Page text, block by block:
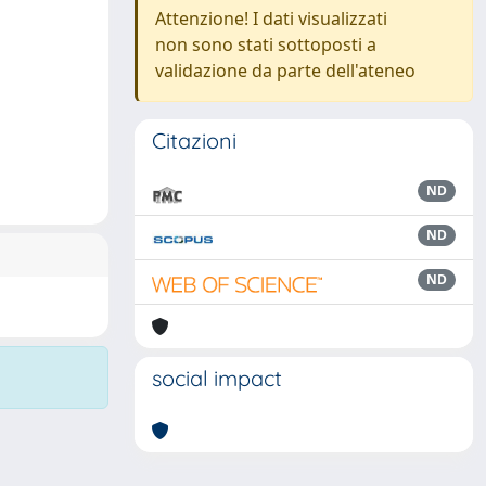
Attenzione! I dati visualizzati
non sono stati sottoposti a
validazione da parte dell'ateneo
Citazioni
ND
ND
ND
social impact